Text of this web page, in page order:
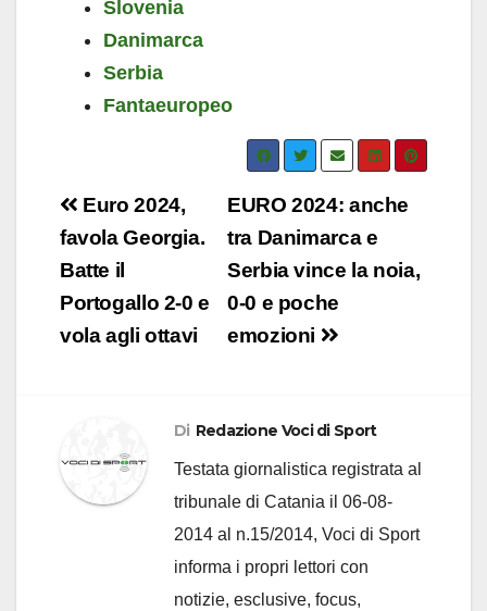
Slovenia
Danimarca
Serbia
Fantaeuropeo
Navigazione
articoli
EURO 2024: anche
tra Danimarca e
Serbia vince la noia,
0-0 e poche
emozioni
Euro 2024,
favola Georgia.
Batte il
Portogallo 2-0 e
vola agli ottavi
Di Redazione Voci di Sport
Testata giornalistica registrata al
tribunale di Catania il 06-08-
2014 al n.15/2014, Voci di Sport
informa i propri lettori con
notizie, esclusive, focus,